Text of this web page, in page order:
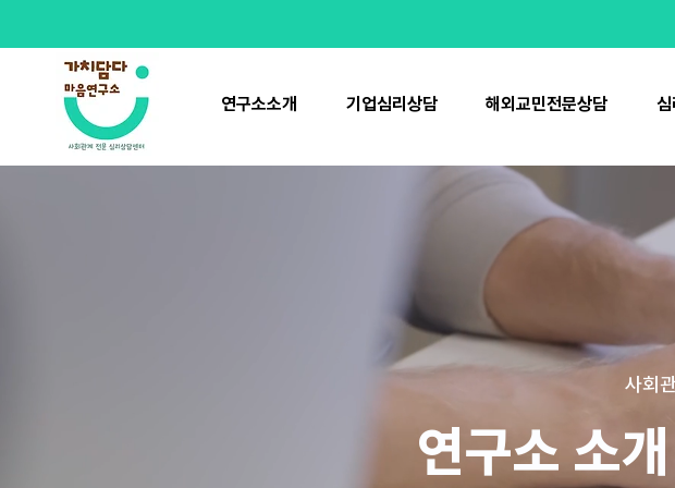
연구소소개 기업심리상담 해외교민전문상담 심
사회
연구소 소